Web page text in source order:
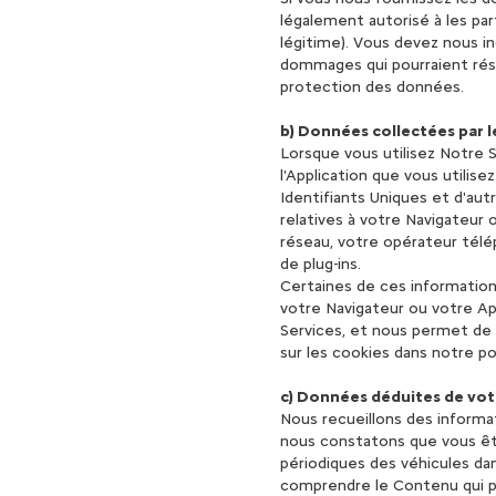
légalement autorisé à les
légitime). Vous devez nous
dommages qui pourraient
protection des données.
b) Données collectées par
Lorsque vous utilisez Notre
l'Application que vous
Identifiants Uniques et
relatives à votre Navigateur
réseau, votre opérateur
de plug-ins.
Certaines de ces
votre Navigateur ou votre
Services, et nous permet
sur les cookies dans notre
c) Données déduites de
Nous recueillons des
nous constatons que vous
périodiques des véhicules
comprendre le Contenu